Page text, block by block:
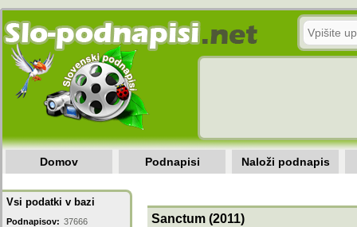
Domov Podnapisi Naloži podnapis
Vsi podatki v bazi
Podnapisov: 37666 Sanctum (2011)